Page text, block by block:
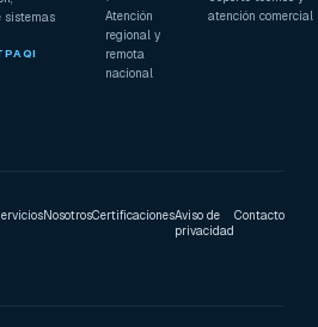
sistemas
Atención
regional y
remota
nacional
atención comercial
NosotrosCertificacionesAviso de
privacidad
Contacto